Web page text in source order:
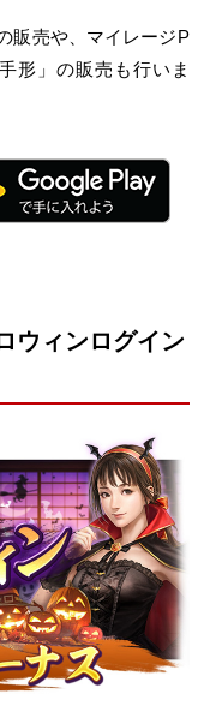
販売や、マイレージP
形」の販売も行いま
ウィンログイン